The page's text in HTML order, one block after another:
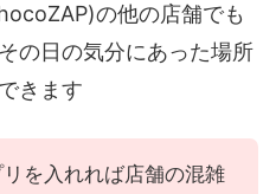
の他の店舗でも
の日の気分にあった場所
きます
を入れれば店舗の混雑